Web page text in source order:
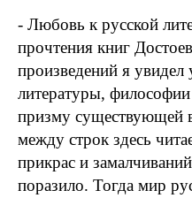
- Любовь к русской
прочтения книг
произведений я увидел
литературы,
призму существующей
между строк здесь
прикрас и
поразило. Тогда мир